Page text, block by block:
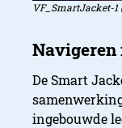
VF_SmartJacket-1
De Smart
ingebouwde